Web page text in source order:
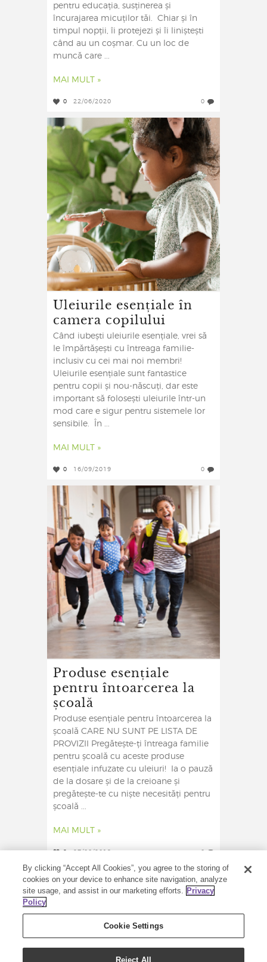
pentru educația, susținerea și
încurajarea micuților tăi. Chiar și în
timpul nopții, îi protejezi și îi liniștești
când au un coșmar. Cu un loc de
muncă care ...
MAI MULT »
0 22/06/2020 0
Uleiurile esențiale în
camera copilului
Când iubești uleiurile esențiale, vrei să
le împărtășești cu întreaga familie-
inclusiv cu cei mai noi membri!
Uleiurile esențiale sunt fantastice
pentru copii și nou-născuți, dar este
important să folosești uleiurile într-un
mod care e sigur pentru sistemele lor
sensibile. În ...
MAI MULT »
0 16/09/2019 0
Produse esențiale
pentru întoarcerea la
școală
Produse esențiale pentru întoarcerea la
școală CARE NU SUNT PE LISTA DE
PROVIZII Pregătește-ți întreaga familie
pentru școală cu aceste produse
esențiale infuzate cu uleiuri! Ia o pauză
de la dosare și de la creioane și
pregătește-te cu niște necesități pentru
școală ...
MAI MULT »
2 27/08/2019 0
By clicking “Accept All Cookies”, you agree to the storing of
cookies on your device to enhance site navigation, analyze
site usage, and assist in our marketing efforts. Privacy
Policy
Cookie Settings
Reject All